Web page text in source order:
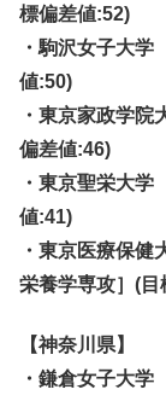
標偏差値:52)
・駒沢女子大
値:50)
・東京家政学
偏差値:46)
・東京聖栄大
値:41)
・東京医療保
栄養学専攻］(
【神奈川県】
・鎌倉女子大